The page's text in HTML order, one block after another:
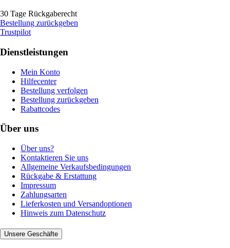
30 Tage Rückgaberecht
Bestellung zurückgeben
Trustpilot
Dienstleistungen
Mein Konto
Hilfecenter
Bestellung verfolgen
Bestellung zurückgeben
Rabattcodes
Über uns
Über uns?
Kontaktieren Sie uns
Allgemeine Verkaufsbedingungen
Rückgabe & Erstattung
Impressum
Zahlungsarten
Lieferkosten und Versandoptionen
Hinweis zum Datenschutz
Unsere Geschäfte